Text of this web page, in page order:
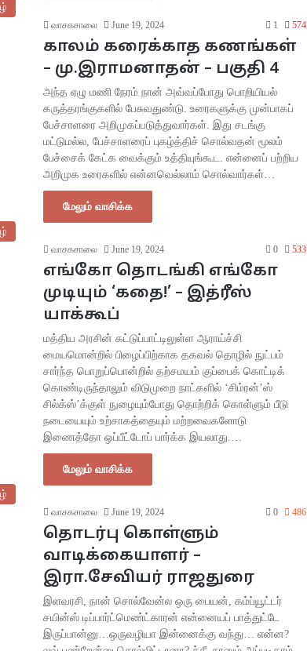
வாசகசாலை June 19, 2024 1 574
காலம் கரைக்காத கணங்கள்
– மு.இராமனாதன் – பகுதி 4
அந்த ஏழு மணி நேரம் நான் அவ்வப்போது பொறியியல்
கருத்தரங்குகளில் பேசுவதுண்டு. உரைகளுக்கு முன்பாகப்
பேச்சாளரை அறிமுகப்படுத்துவார்கள். இது சடங்கு
மட்டுமல்ல, பேச்சாளரைப் புகழ்த்திச் சொல்வதன் மூலம்
பேச்சைக் கேட்க வைக்கும் உத்தியுங்கூட. என்னைப் பற்றிய
அறிமுக உரைகளில் என்னவெல்லாம் சொல்வார்கள்…
மேலும் வாசிக்க
வாசகசாலை June 19, 2024 0 533
எங்கோ தொடங்கி எங்கோ
முடியும் ‘கதை!’ – இத்ரீஸ்
யாக்கூப்
மத்திய அரசின் கட்டுப்பாட்டிலுள்ள ஆராய்ச்சி
மையமொன்றில் பிழைப்பிற்காக தகவல் தொழில் நுட்பம்
சார்ந்த பொறுப்பொன்றில் தற்சமயம் குப்பைக் கொட்டிக்
கொண்டிருந்தாலும் விடுமுறை நாட்களில் ‘சிம்ரன்’ஸ்
சில்க்ஸ்’க்குள் நுழையும்போது தொற்றிக் கொள்ளும் பீடு
நடையையும் உற்சாகத்தையும் மற்றவைகளோடு
இணைத்தோ ஒப்பீட்டோப் பார்க்க இயலாது.…
மேலும் வாசிக்க
வாசகசாலை June 19, 2024 0 486
தொடர்பு கொள்ளும்
வாடிக்கையாளர் –
இரா.சேவியர் ராஜதுரை
இளவரசி, நான் சொல்வேன்ல ஒரு பையன், கம்ப்யூட்டர்
சயின்ஸ் டிப்பார்ட்மெண்ட்காரன் என்னையப் பாத்துட்டே
இருப்பான்னு…ஒருவழியா இன்னைக்கு வந்து… என்ன?